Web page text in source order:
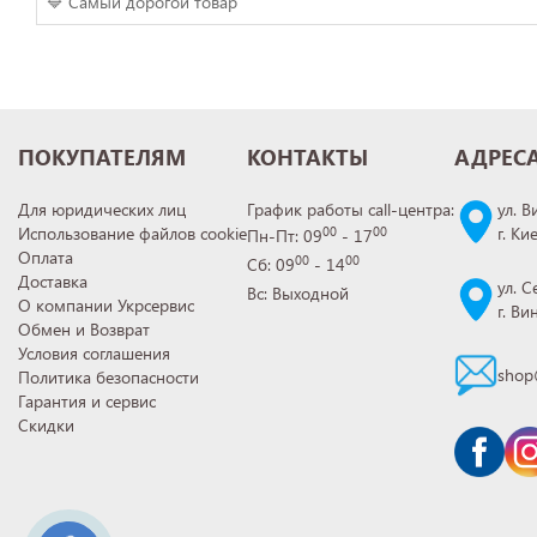
ПОКУПАТЕЛЯМ
Для юридических лиц
Использование файлов cookie
Оплата
Доставка
О компании Укрсервис
Обмен и Возврат
Условия соглашения
Политика безопасности
Гарантия и сервис
Скидки
КОНТАКТЫ
График работы call-центра:
Пн-Пт: 0900 - 1700
Сб: 0900 - 1400
Вс: Выходной
ул.
г.
ул.
г.